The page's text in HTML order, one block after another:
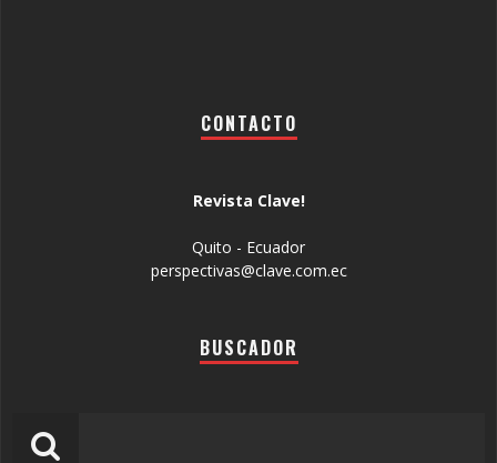
CONTACTO
Revista Clave!
Quito - Ecuador
perspectivas@clave.com.ec
BUSCADOR